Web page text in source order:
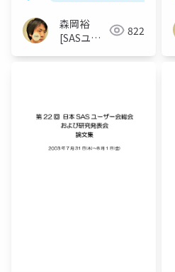
森岡裕
[SASユー
822